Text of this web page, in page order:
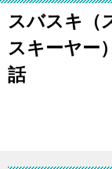
スバスキ（
スキーヤー
話